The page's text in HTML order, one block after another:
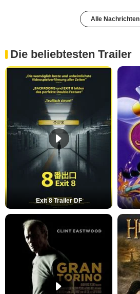
Alle Nachrichten
Die beliebtesten Trailer
Exit 8 Trailer DF